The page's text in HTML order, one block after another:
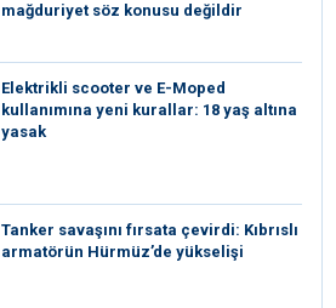
mağduriyet söz konusu değildir
Elektrikli scooter ve E-Moped
kullanımına yeni kurallar: 18 yaş altına
yasak
Tanker savaşını fırsata çevirdi: Kıbrıslı
armatörün Hürmüz’de yükselişi